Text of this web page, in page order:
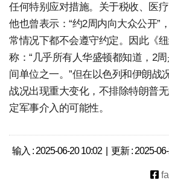
任何特别应对措施。关于税收、医
他也曾表示：“约2周内向大众公开”
常情况下都不会遵守约定。因此《纽
称：“几乎所有人华盛顿都知道，2
间单位之一。”但在以色列和伊朗战
战况出现重大变化，不排除特朗普
定军事介入的可能性。
输入 : 2025-06-20 10:02 | 更新 : 2025-